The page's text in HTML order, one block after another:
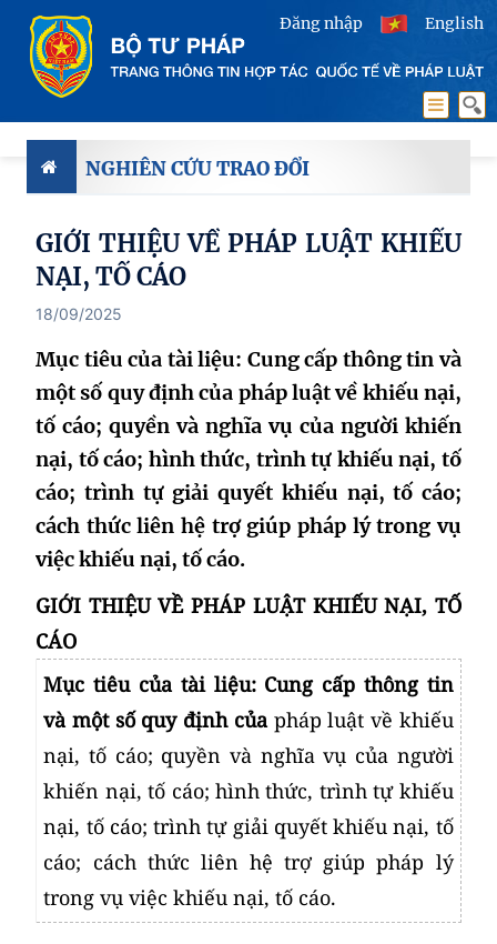
Đăng nhập English
NGHIÊN CỨU TRAO ĐỔI
GIỚI THIỆU VỀ PHÁP LUẬT KHIẾU
NẠI, TỐ CÁO
18/09/2025
Mục tiêu của tài liệu: Cung cấp thông tin và
một số quy định của pháp luật về khiếu nại,
tố cáo; quyền và nghĩa vụ của người khiến
nại, tố cáo; hình thức, trình tự khiếu nại, tố
cáo; trình tự giải quyết khiếu nại, tố cáo;
cách thức liên hệ trợ giúp pháp lý trong vụ
việc khiếu nại, tố cáo.
GIỚI THIỆU VỀPHÁP LUẬT KHIẾU NẠI, TỐ
CÁO
Mục tiêu của tài liệu: Cung cấp thông tin
và một số quy định của pháp luật về khiếu
nại, tố cáo; quyền và nghĩa vụ của người
khiến nại, tố cáo; hình thức, trình tự khiếu
nại, tố cáo; trình tự giải quyết khiếu nại, tố
cáo; cách thức liên hệ trợ giúp pháp lý
trong vụ việc khiếu nại, tố cáo.